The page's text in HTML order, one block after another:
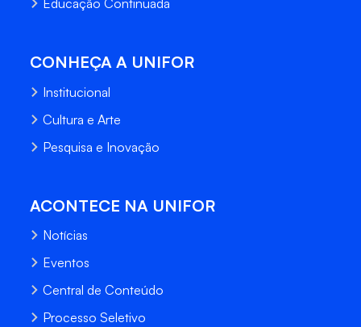
Educação Continuada
CONHEÇA A UNIFOR
Institucional
Cultura e Arte
Pesquisa e Inovação
ACONTECE NA UNIFOR
Notícias
Eventos
Central de Conteúdo
Processo Seletivo